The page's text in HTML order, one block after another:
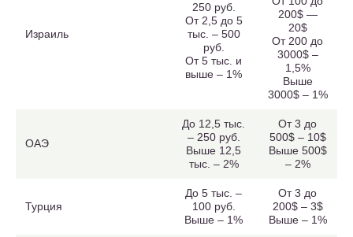
Израиль
250 руб.
От 2,5 до 5
тыс. – 500
руб.
От 5 тыс. и
выше – 1%
200$ —
20$
От 200 до
3000$ –
1,5%
Выше
3000$ – 1%
ОАЭ
До 12,5 тыс.
– 250 руб.
Выше 12,5
тыс. – 2%
От 3 до
500$ – 10$
Выше 500$
– 2%
Турция
До 5 тыс. –
100 руб.
Выше – 1%
От 3 до
200$ – 3$
Выше – 1%